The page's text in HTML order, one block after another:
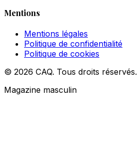
Mentions
Mentions légales
Politique de confidentialité
Politique de cookies
© 2026 CAQ. Tous droits réservés.
Magazine masculin